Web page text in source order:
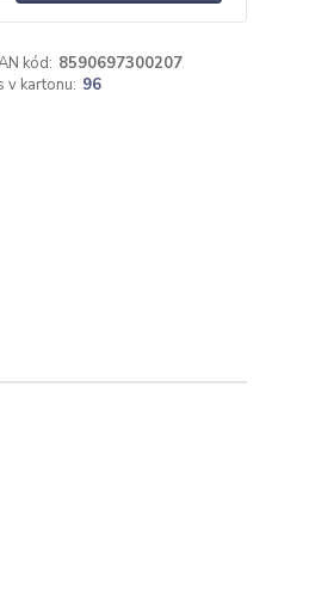
kód: 8590697300207
v kartonu: 96